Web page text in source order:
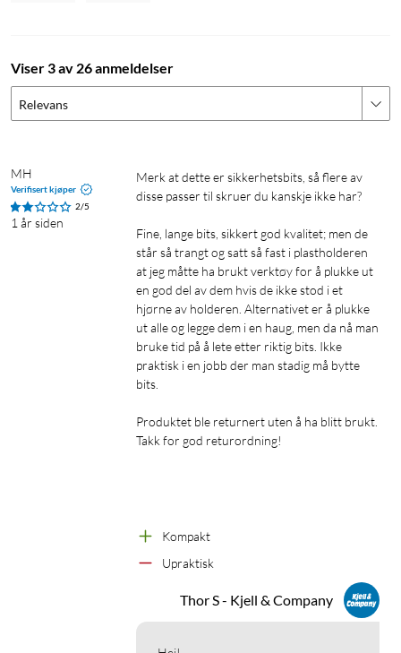
Viser 3 av 26 anmeldelser
Relevans
MH
Verifisert kjøper
2/5
1 år siden
Merk at dette er sikkerhetsbits, så flere av
disse passer til skruer du kanskje ikke har?
Fine, lange bits, sikkert god kvalitet; men de
står så trangt og satt så fast i plastholderen
at jeg måtte ha brukt verktøy for å plukke ut
en god del av dem hvis de ikke stod i et
hjørne av holderen. Alternativet er å plukke
ut alle og legge dem i en haug, men da nå man
bruke tid på å lete etter riktig bits. Ikke
praktisk i en jobb der man stadig må bytte
bits.
Produktet ble returnert uten å ha blitt brukt.
Takk for god returordning!
Kompakt
Upraktisk
Thor S - Kjell & Company